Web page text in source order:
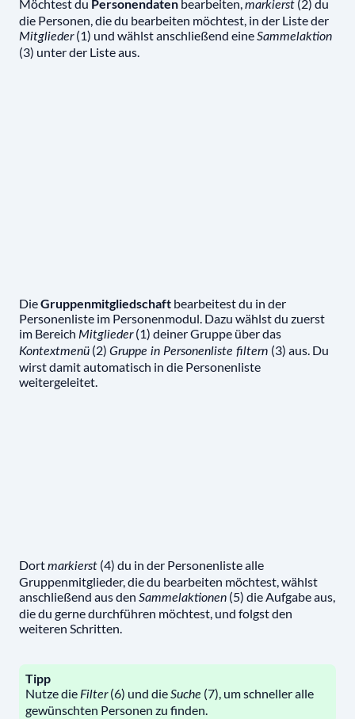
Möchtest du Personendaten bearbeiten,markierst (2) du
die Personen, die du bearbeiten möchtest, in der Liste der
Mitglieder(1) und wählst anschließend eineSammelaktion
(3) unter der Liste aus.
DieGruppenmitgliedschaft bearbeitest du in der
Personenliste im Personenmodul. Dazu wählst du zuerst
im Bereich Mitglieder(1) deiner Gruppe über das
Kontextmenü (2) Gruppe in Personenliste filtern (3) aus. Du
wirst damit automatisch in die Personenliste
weitergeleitet.
Dortmarkierst (4) du in der Personenliste alle
Gruppenmitglieder, die du bearbeiten möchtest, wählst
anschließend aus den Sammelaktionen (5) die Aufgabe aus,
die du gerne durchführen möchtest, und folgst den
weiteren Schritten.
Tipp
Nutze die Filter(6) und dieSuche (7), um schneller alle
gewünschten Personen zu finden.